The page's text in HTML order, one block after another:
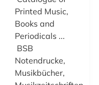
Printed Music,
Books and
Periodicals ...
BSB
Notendrucke,
Musikbücher,